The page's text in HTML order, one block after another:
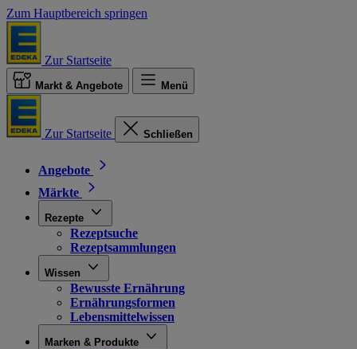
Zum Hauptbereich springen
Zur Startseite
Markt & Angebote Menü
Zur Startseite Schließen
Angebote
Märkte
Rezepte
Rezeptsuche
Rezeptsammlungen
Wissen
Bewusste Ernährung
Ernährungsformen
Lebensmittelwissen
Marken & Produkte